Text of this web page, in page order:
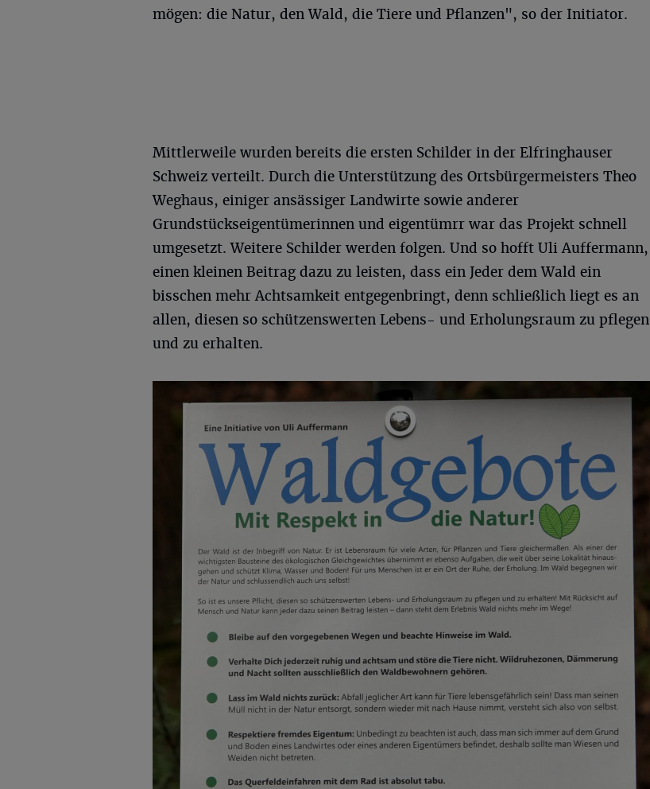
mögen: die Natur, den Wald, die Tiere und Pflanzen", so der Initiator.
Mittlerweile wurden bereits die ersten Schilder in der Elfringhauser
Schweiz verteilt. Durch die Unterstützung des Ortsbürgermeisters Theo
Weghaus, einiger ansässiger Landwirte sowie anderer
Grundstückseigentümerinnen und eigentümrr war das Projekt schnell
umgesetzt. Weitere Schilder werden folgen. Und so hofft Uli Auffermann,
einen kleinen Beitrag dazu zu leisten, dass ein Jeder dem Wald ein
bisschen mehr Achtsamkeit entgegenbringt, denn schließlich liegt es an
allen, diesen so schützenswerten Lebens- und Erholungsraum zu pflegen
und zu erhalten.